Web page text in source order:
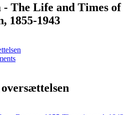
- The Life and Times of
1855-1943